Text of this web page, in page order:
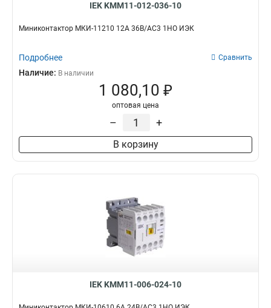
IEK KMM11-012-036-10
Миниконтактор МКИ-11210 12А 36В/АС3 1НО ИЭК
Подробнее Сравнить
Наличие: В наличии
1 080,10 ₽
оптовая цена
– +
В корзину
IEK KMM11-006-024-10